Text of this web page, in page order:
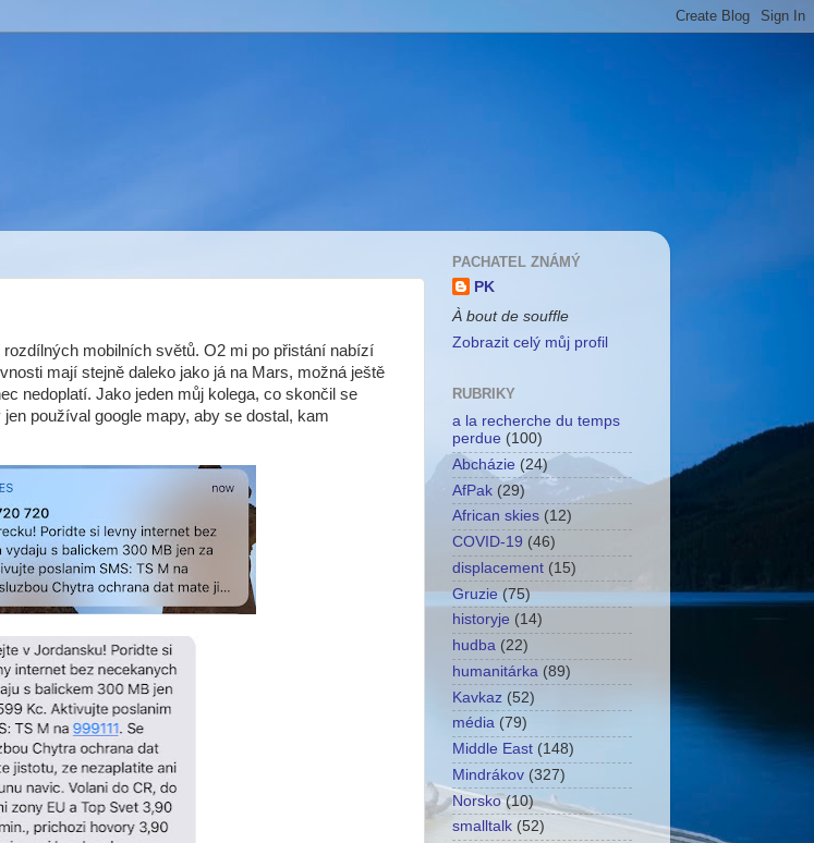
mobilních světů. O2 mi po přistání nabízí
mají stejně daleko jako já na Mars, možná ještě
nedoplatí. Jako jeden můj kolega, co skončil se
používal google mapy, aby se dostal, kam
PACHATEL ZNÁMÝ
PK
À bout de souffle
Zobrazit celý můj profil
RUBRIKY
a la recherche du temps
perdue (100)
Abcházie (24)
AfPak (29)
African skies (12)
COVID-19 (46)
displacement (15)
Gruzie (75)
historyje (14)
hudba (22)
humanitárka (89)
Kavkaz (52)
média (79)
Middle East (148)
Mindrákov (327)
Norsko (10)
smalltalk (52)